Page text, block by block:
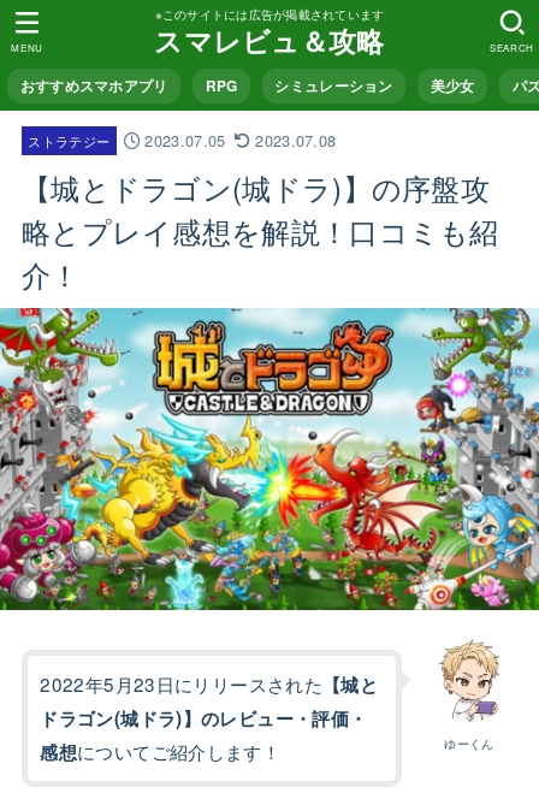
※このサイトには広告が掲載されています
スマレビュ＆攻略
おすすめスマホアプリ RPG シミュレーション 美少女 パ
SEARCH
MENU
ストラテジー 2023.07.05 2023.07.08
【城とドラゴン(城ドラ)】の序盤攻
略とプレイ感想を解説！口コミも紹
介！
ゆーくん
2022年5月23日にリリースされた 【城と
ドラゴン(城ドラ)】のレビュー・評価・
感想についてご紹介します！